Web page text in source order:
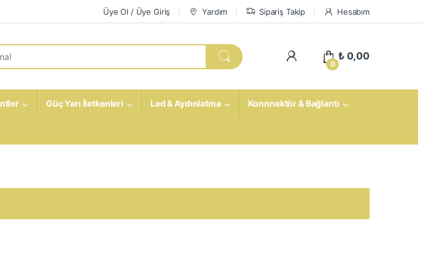
Üye Ol / Üye Giriş Yardım Sipariş Takip Hesabım
My Account
0
₺0,00
Güç Yarı İletkenleri Led & Aydınlatma Konnnektör & Bağlantı